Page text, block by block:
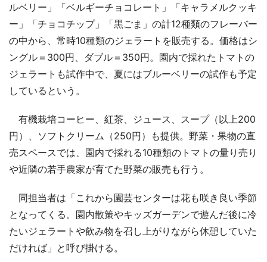
ルベリー」「ベルギーチョコレート」「キャラメルクッキ
ー」「チョコチップ」「黒ごま」の計12種類のフレーバー
の中から、常時10種類のジェラートを販売する。価格はシ
ングル＝300円、ダブル＝350円。園内で採れたトマトの
ジェラートも試作中で、夏にはブルーベリーの試作も予定
しているという。
有機栽培コーヒー、紅茶、ジュース、スープ（以上200
円）、ソフトクリーム（250円）も提供。野菜・果物の直
売スペースでは、園内で採れる10種類のトマトの量り売り
や近隣の若手農家が育てた野菜の販売も行う。
同担当者は「これから園芸センターは花も咲き良い季節
となってくる。園内散策やキッズガーデンで遊んだ後に冷
たいジェラートや飲み物を召し上がりながら休憩していた
だければ」と呼び掛ける。